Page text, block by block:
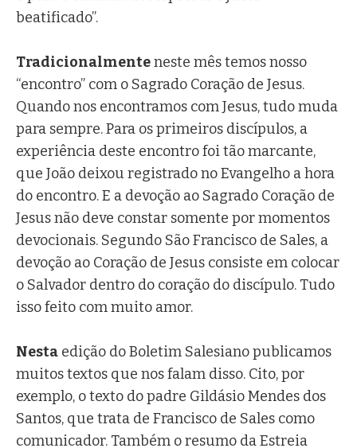
beatificado”.
Tradicionalmenteneste mês temos nosso
“encontro” com o Sagrado Coração de Jesus.
Quando nos encontramos com Jesus, tudo muda
para sempre. Para os primeiros discípulos, a
experiência deste encontro foi tão marcante,
que João deixou registrado no Evangelho a hora
do encontro. E a devoção ao Sagrado Coração de
Jesus não deve constar somente por momentos
devocionais. Segundo São Francisco de Sales, a
devoção ao Coração de Jesus consiste em colocar
o Salvador dentro do coração do discípulo. Tudo
isso feito com muito amor.
Nesta edição do Boletim Salesiano publicamos
muitos textos que nos falam disso. Cito, por
exemplo, o texto do padre Gildásio Mendes dos
Santos, que trata de Francisco de Sales como
comunicador. Também o resumo da Estreia